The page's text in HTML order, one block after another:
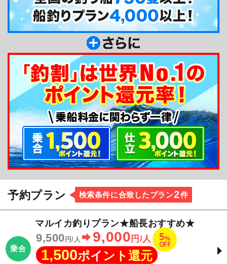
合専門で出船しています。イカ釣りファンの方、イ
カ釣りを上達したい方はぜひ辰丸へお越しくださ
い。
予約プラン 検索条件に合致したプラン2件
乗合
マルイカ釣りプラン★船長おすすめ★
9,500 円/人 9,000 円/人 5%
OFF
1,500ポイント還元